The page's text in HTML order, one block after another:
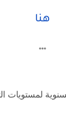
هنا
***
لمستويات